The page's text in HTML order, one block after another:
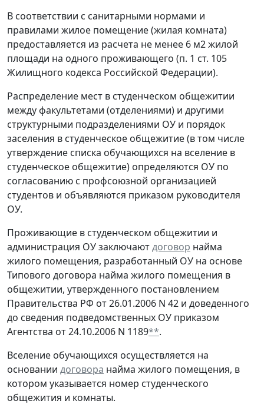
В соответствии с санитарными нормами и
правилами жилое помещение (жилая комната)
предоставляется из расчета не менее 6 м2 жилой
площади на одного проживающего (п. 1 ст. 105
Жилищного кодекса Российской Федерации).
Распределение мест в студенческом общежитии
между факультетами (отделениями) и другими
структурными подразделениями ОУ и порядок
заселения в студенческое общежитие (в том числе
утверждение списка обучающихся на вселение в
студенческое общежитие) определяются ОУ по
согласованию с профсоюзной организацией
студентов и объявляются приказом руководителя
ОУ.
Проживающие в студенческом общежитии и
администрация ОУ заключаютдоговор найма
жилого помещения, разработанный ОУ на основе
Типового договора найма жилого помещения в
общежитии, утвержденного постановлением
Правительства РФ от 26.01.2006 N 42 и доведенного
до сведения подведомственных ОУ приказом
Агентства от 24.10.2006 N 1189**.
Вселение обучающихся осуществляется на
основании договора найма жилого помещения, в
котором указывается номер студенческого
общежития и комнаты.